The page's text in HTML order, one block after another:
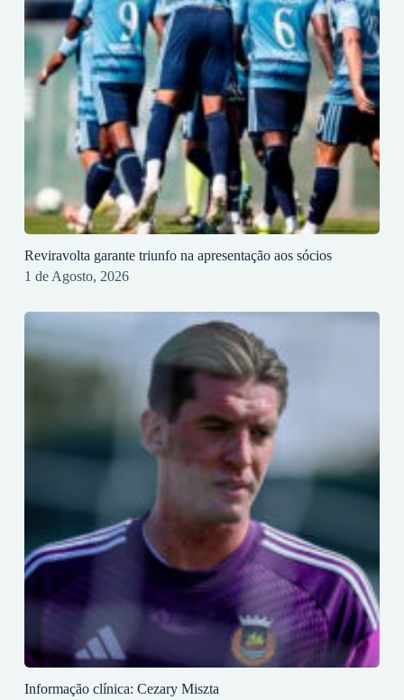
Reviravolta garante triunfo na apresentação aos sócios
1 de Agosto, 2026
Informação clínica: Cezary Miszta